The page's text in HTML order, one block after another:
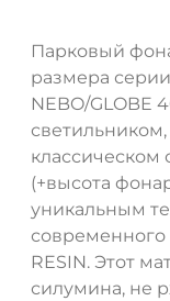
Парковый
размера
NEBO/GLOBE
классическом
(+высота
уникальным
RESIN. Этот
силумина, не